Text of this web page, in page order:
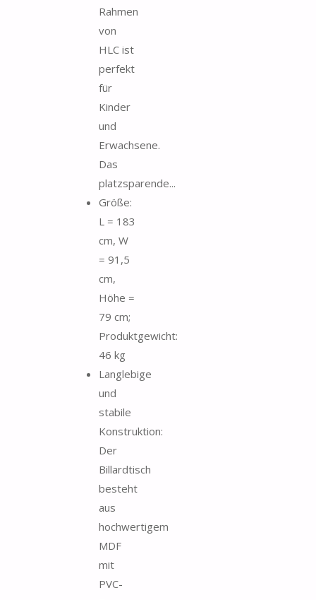
Rahmen
von
HLC ist
perfekt
für
Kinder
und
Erwachsene.
Das
platzsparende...
Größe:
L = 183
cm, W
= 91,5
cm,
Höhe =
79 cm;
Produktgewicht:
46 kg
Langlebige
und
stabile
Konstruktion:
Der
Billardtisch
besteht
aus
hochwertigem
MDF
mit
PVC-